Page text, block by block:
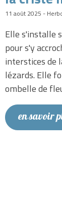
11 août 2025 -
Elle s'installe
pour s'y
interstices de
lézards. Elle
ombelle de
en savoir